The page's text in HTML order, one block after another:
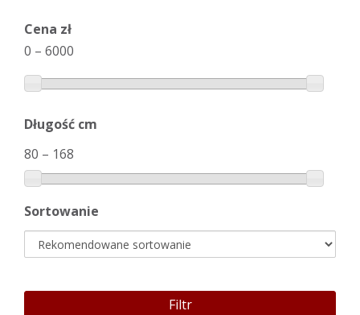
Cena zł
0 – 6000
Długość cm
80 – 168
Sortowanie
Filtr